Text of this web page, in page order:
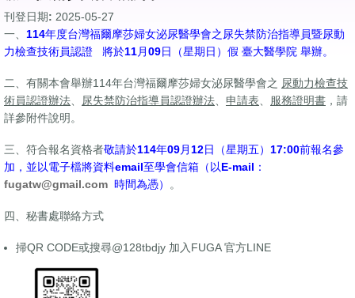
刊登日期: 2025-05-27
一、 114年度台灣福爾摩莎婦女泌尿醫學會之尿失禁防治指導員暨尿動
力檢查技術員認證 將於11月09日（星期日）假 臺大醫學院 舉辦。
二、有關本會舉辦114年台灣福爾摩莎婦女泌尿醫學會之 尿動力檢查技
術員認證辦法
尿失禁防治指導員認證辦法 申請表 服務證明書 ，請
詳參附件說明。
三、符合報名資格者敬請於114年09月12日（星期五） 17:00前報名參
加，並以電子檔將資料email至學會信箱（以E-mail ：
fugatw@gmail.com 時間為憑） 。
四、秘書處聯絡方式
掃QR CODE或搜尋@128tbdjy 加入FUGA 官方LINE